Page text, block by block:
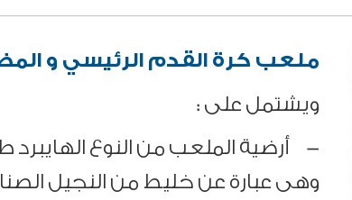
ملعب كرة القدم الرئيسي و
ويشتمل على :
- أرضية الملعب من النوع الهايبرد
وهى عبارة عن خليط من النجيل